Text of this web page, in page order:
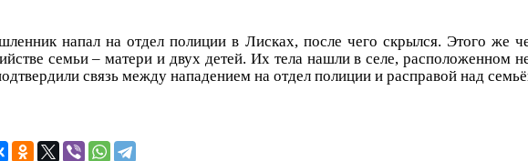
напал на отдел полиции в Лисках, после чего скрылся. Этого же
семьи – матери и двух детей. Их тела нашли в селе, расположенном
связь между нападением на отдел полиции и расправой над